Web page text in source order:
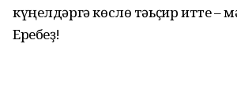
күңелдәргә көслө тәьҫир итте –
Еребеҙ!